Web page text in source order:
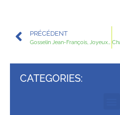
PRÉCÉDENT
Gosselin Jean-François, Joyeux Celine
CATEGORIES: